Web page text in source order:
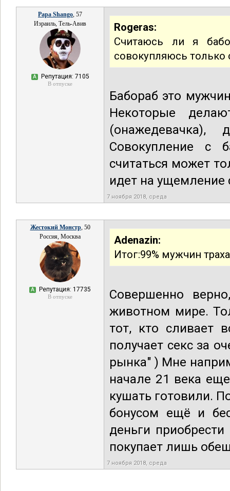
Papa Shango, 57
Израиль, Тель-Авив
А Репутация: 7105
В отпуске
Rogeras:
Считаюсь ли я
совокупляюсь только
Бабораб это
Некоторые
(онажедевачка),
Совокупление с
считаться может
идет на ущемление
7 ноября 2018, среда
Жестокий Монстр, 50
Россия, Москва
А Репутация: 17735
В отпуске
Adenazin:
Итог:99% мужчин
Совершенно
животном мире.
тот, кто сливает
получает секс за
рынка" ) Мне
начале 21 века
кушать готовили.
бонусом ещё и
деньги
покупает лишь
7 ноября 2018, среда